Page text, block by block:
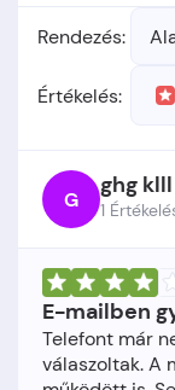
Rendezés:
Értékelés:
G ghg klll
1
E-mailben
Telefont már
válaszoltak. A